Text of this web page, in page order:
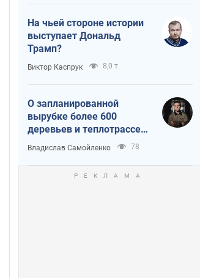
На чьей стороне истории
выступает Дональд
Трамп?
Виктор Каспрук 8,0 т.
О запланированной
вырубке более 600
деревьев и теплотрассе:
что происходит на
Теремках в Киеве
Владислав Самойленко 78